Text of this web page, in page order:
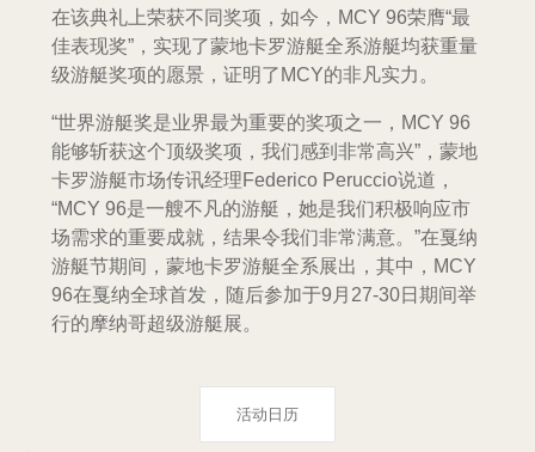
在该典礼上荣获不同奖项，如今，MCY 96荣膺“最
佳表现奖”，实现了蒙地卡罗游艇全系游艇均获重量
级游艇奖项的愿景，证明了MCY的非凡实力。
“世界游艇奖是业界最为重要的奖项之一，MCY 96
能够斩获这个顶级奖项，我们感到非常高兴”，蒙地
卡罗游艇市场传讯经理Federico Peruccio说道，
“MCY 96是一艘不凡的游艇，她是我们积极响应市
场需求的重要成就，结果令我们非常满意。”在戛纳
游艇节期间，蒙地卡罗游艇全系展出，其中，MCY
96在戛纳全球首发，随后参加于9月27-30日期间举
行的摩纳哥超级游艇展。
活动日历